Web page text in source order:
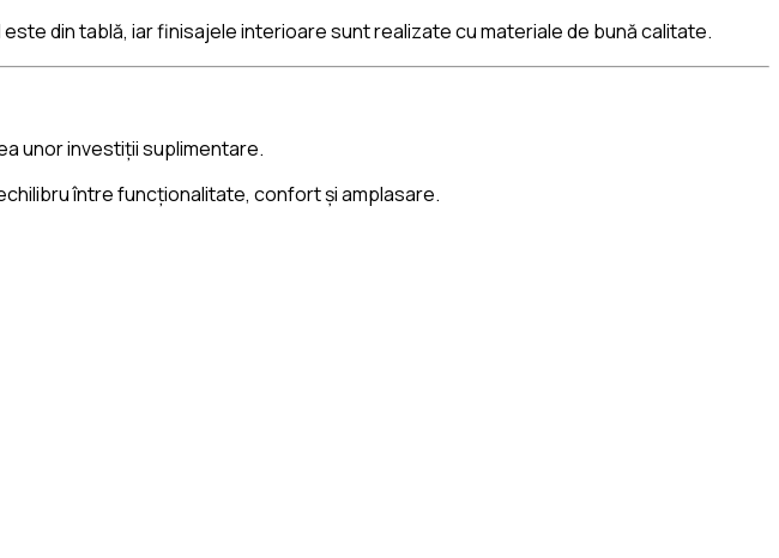
din tablă, iar finisajele interioare sunt realizate cu materiale de bună calitate.
unor investiții suplimentare.
între funcționalitate, confort și amplasare.